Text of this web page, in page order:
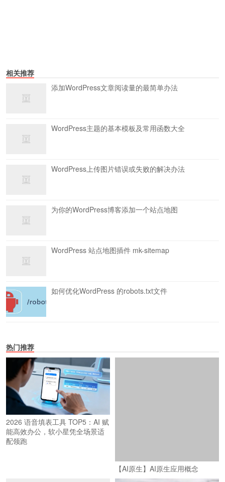
相关推荐
添加WordPress文章阅读量的最简单办法
WordPress主题的基本模板及常用函数大全
WordPress上传图片错误或失败的解决办法
为你的WordPress博客添加一个站点地图
WordPress 站点地图插件 mk-sitemap
如何优化WordPress 的robots.txt文件
热门推荐
2026 语音填表工具 TOP5：AI 赋
能高效办公，软小星凭全场景适
配领跑
【AI原生】AI原生应用概念